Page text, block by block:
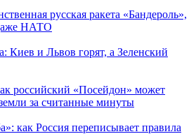
русская ракета «Бандероль»,
НАТО
Киев и Львов горят, а Зеленский
российский «Посейдон» может
за считанные минуты
как Россия переписывает правила